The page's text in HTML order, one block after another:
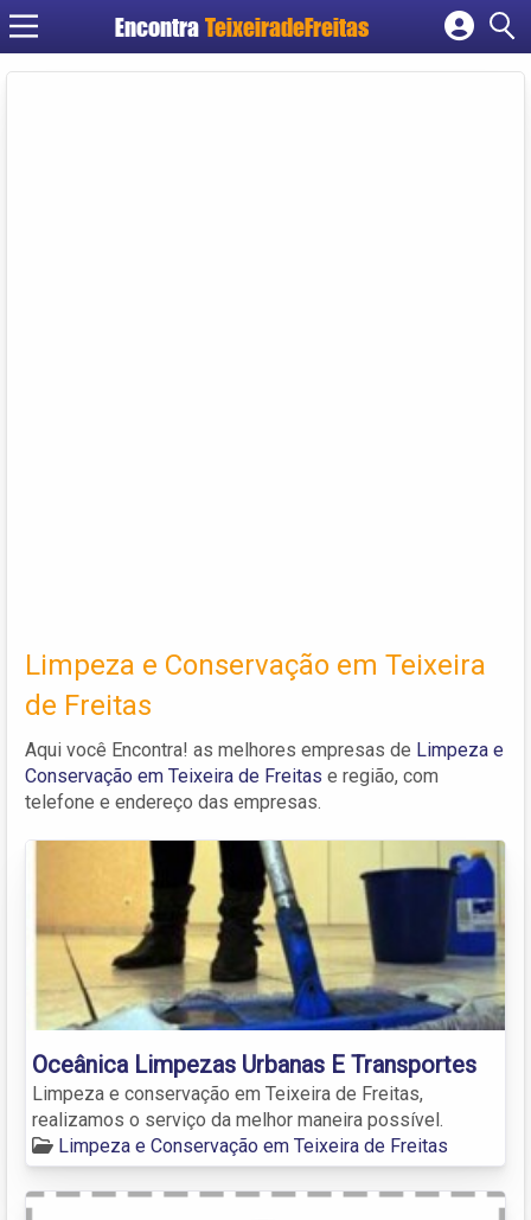
Encontra TeixeiradeFreitas
Cadastrar empresa
Limpeza e Conservação em Teixeira
de Freitas
Aqui você Encontra! as melhores empresas de Limpeza e
Conservação em Teixeira de Freitas e região, com
telefone e endereço das empresas.
Oceânica Limpezas Urbanas E Transportes
Limpeza e conservação em Teixeira de Freitas,
realizamos o serviço da melhor maneira possível.
Limpeza e Conservação em Teixeira de Freitas